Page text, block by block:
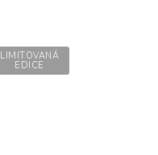
LIMITOVANÁ
EDICE